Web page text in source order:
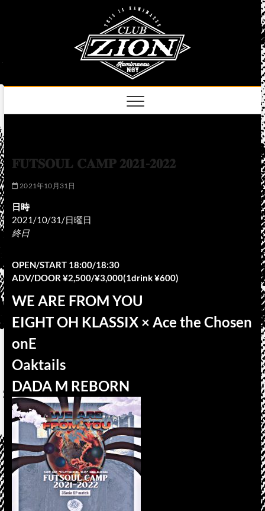
𝐅𝐔𝐓𝐒𝐎𝐔𝐋 𝐂𝐀𝐌𝐏 𝟐𝟎𝟐𝟏-𝟐𝟎𝟐𝟐
2021年10月31日
日時
2021/10/31/日曜日
終日
OPEN/START 18:00/18:30
ADV/DOOR ¥2,500/¥3,000(1drink ¥600)
WE ARE FROM YOU
EIGHT OH KLASSIX × Ace the Chosen
onE
Oaktails
DADA M REBORN